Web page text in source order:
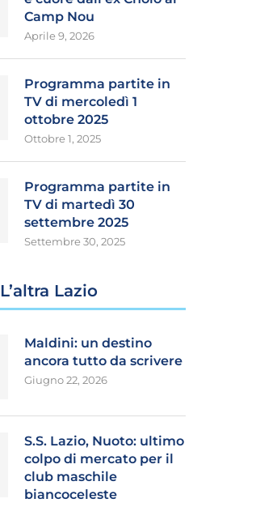
Camp Nou
Aprile 9, 2026
Programma partite in
TV di mercoledì 1
ottobre 2025
Ottobre 1, 2025
Programma partite in
TV di martedì 30
settembre 2025
Settembre 30, 2025
L’altra Lazio
Maldini: un destino
ancora tutto da scrivere
Giugno 22, 2026
S.S. Lazio, Nuoto: ultimo
colpo di mercato per il
club maschile
biancoceleste